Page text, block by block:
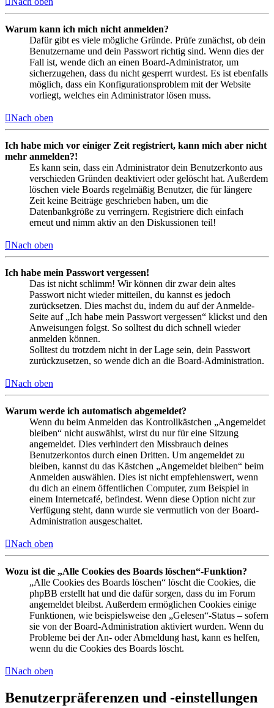
Warum kann ich mich nicht anmelden?
Dafür gibt es viele mögliche Gründe. Prüfe zunächst, ob dein
Benutzername und dein Passwort richtig sind. Wenn dies der
Fall ist, wende dich an einen Board-Administrator, um
sicherzugehen, dass du nicht gesperrt wurdest. Es ist ebenfalls
möglich, dass ein Konfigurationsproblem mit der Website
vorliegt, welches ein Administrator lösen muss.
Nach oben
Ich habe mich vor einiger Zeit registriert, kann mich aber nicht
mehr anmelden?!
Es kann sein, dass ein Administrator dein Benutzerkonto aus
verschieden Gründen deaktiviert oder gelöscht hat. Außerdem
löschen viele Boards regelmäßig Benutzer, die für längere
Zeit keine Beiträge geschrieben haben, um die
Datenbankgröße zu verringern. Registriere dich einfach
erneut und nimm aktiv an den Diskussionen teil!
Nach oben
Ich habe mein Passwort vergessen!
Das ist nicht schlimm! Wir können dir zwar dein altes
Passwort nicht wieder mitteilen, du kannst es jedoch
zurücksetzen. Dies machst du, indem du auf der Anmelde-
Seite auf „Ich habe mein Passwort vergessen“ klickst und den
Anweisungen folgst. So solltest du dich schnell wieder
anmelden können.
Solltest du trotzdem nicht in der Lage sein, dein Passwort
zurückzusetzen, so wende dich an die Board-Administration.
Nach oben
Warum werde ich automatisch abgemeldet?
Wenn du beim Anmelden das Kontrollkästchen „Angemeldet
bleiben“ nicht auswählst, wirst du nur für eine Sitzung
angemeldet. Dies verhindert den Missbrauch deines
Benutzerkontos durch einen Dritten. Um angemeldet zu
bleiben, kannst du das Kästchen „Angemeldet bleiben“ beim
Anmelden auswählen. Dies ist nicht empfehlenswert, wenn
du dich an einem öffentlichen Computer, zum Beispiel in
einem Internetcafé, befindest. Wenn diese Option nicht zur
Verfügung steht, dann wurde sie vermutlich von der Board-
Administration ausgeschaltet.
Nach oben
Wozu ist die „Alle Cookies des Boards löschen“-Funktion?
„Alle Cookies des Boards löschen“ löscht die Cookies, die
phpBB erstellt hat und die dafür sorgen, dass du im Forum
angemeldet bleibst. Außerdem ermöglichen Cookies einige
Funktionen, wie beispielsweise den „Gelesen“-Status – sofern
sie von der Board-Administration aktiviert wurden. Wenn du
Probleme bei der An- oder Abmeldung hast, kann es helfen,
wenn du die Cookies des Boards löscht.
Nach oben
Benutzerpräferenzen und -einstellungen